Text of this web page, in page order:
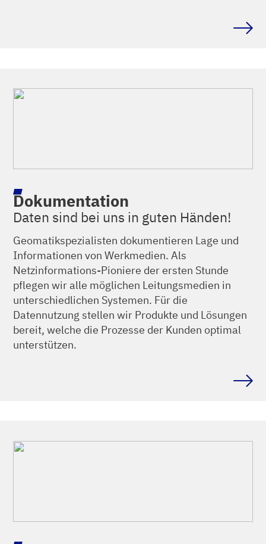
Dokumentation
Daten sind bei uns in guten Händen!
Geomatikspezialisten dokumentieren Lage und
Informationen von Werkmedien. Als
Netzinformations-Pioniere der ersten Stunde
pflegen wir alle möglichen Leitungsmedien in
unterschiedlichen Systemen. Für die
Datennutzung stellen wir Produkte und Lösungen
bereit, welche die Prozesse der Kunden optimal
unterstützen.